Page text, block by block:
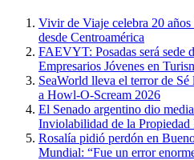
Vivir de Viaje celebra 20
desde Centroamérica
FAEVYT: Posadas será sede
Empresarios Jóvenes en
SeaWorld lleva el terror de
a Howl-O-Scream 2026
El Senado argentino dio
Inviolabilidad de la Propiedad
Rosalía pidió perdón en
Mundial: “Fue un error